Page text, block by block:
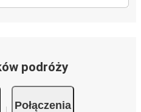
podróży
Połączenia